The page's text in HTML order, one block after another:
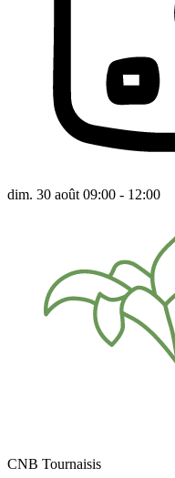
dim. 30 août 09:00 - 12:00
CNB Tournaisis